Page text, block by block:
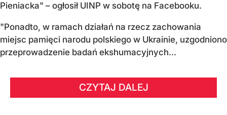
Pieniacka" – ogłosił UINP w sobotę na Facebooku.
"Ponadto, w ramach działań na rzecz zachowania
miejsc pamięci narodu polskiego w Ukrainie, uzgodniono
przeprowadzenie badań ekshumacyjnych...
CZYTAJ DALEJ